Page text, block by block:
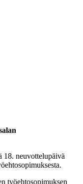
18. neuvottelupäivä
työehtosopimuksen